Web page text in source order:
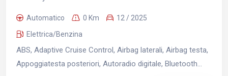
Automatico 0 Km
12 / 2025
Elettrica/Benzina
ABS, Adaptive Cruise Control, Airbag laterali, Airbag testa,
Appoggiatesta posteriori, Autoradio digitale, Bluetooth...